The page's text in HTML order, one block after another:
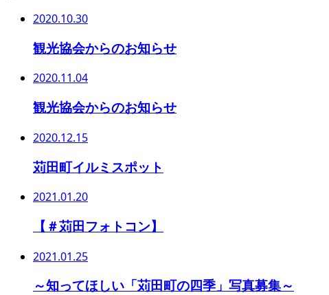
2020.10.30
観光協会からのお知らせ
2020.11.04
観光協会からのお知らせ
2020.12.15
苅田町イルミスポット
2021.01.20
【＃苅田フォトコン】
2021.01.25
～知ってほしい「苅田町の四季」写真募集～